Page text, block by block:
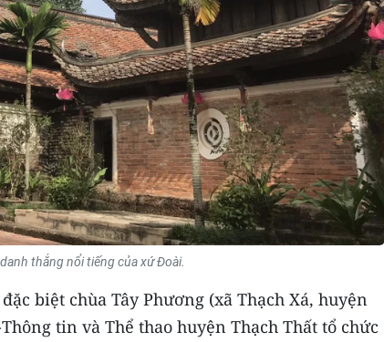
thắng nổi tiếng của xứ Đoài.
biệt chùa Tây Phương (xã Thạch Xá, huyện
tin và Thể thao huyện Thạch Thất tổ chức